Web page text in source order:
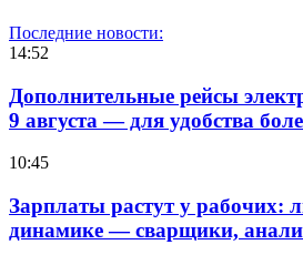
Последние новости:
14:52
Дополнительные рейсы
9 августа — для удобства
10:45
Зарплаты растут у рабочих:
динамике — сварщики,